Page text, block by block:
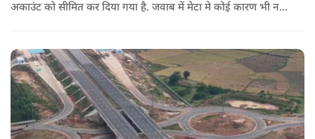
अकाउंट को सीमित कर दिया गया है. जवाब में मेटा मे कोई कारण भी नहीं